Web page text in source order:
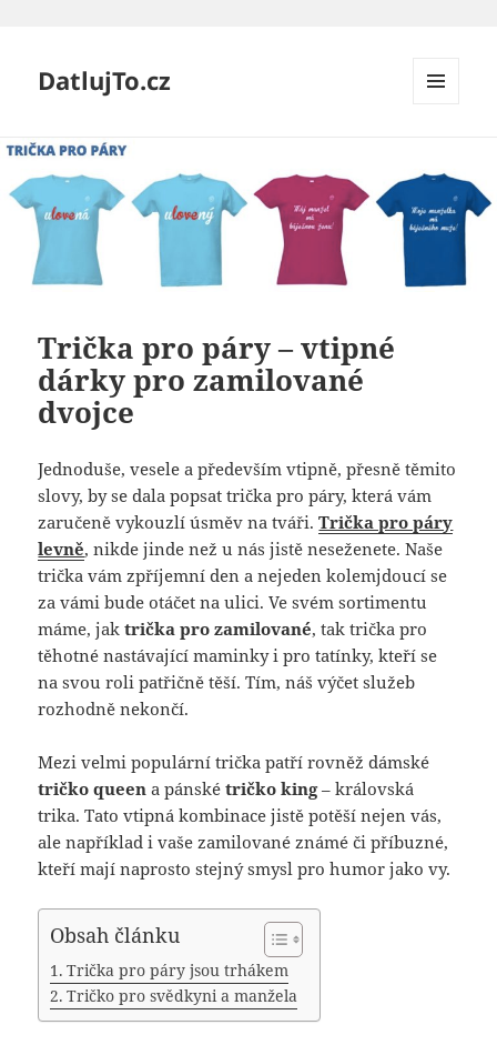
DatlujTo.cz
Trička pro páry – vtipné
dárky pro zamilované
dvojce
Jednoduše, vesele a především vtipně, přesně těmito
slovy, by se dala popsat trička pro páry, která vám
zaručeně vykouzlí úsměv na tváři.Trička pro páry
levně, nikde jinde než u nás jistě neseženete. Naše
trička vám zpříjemní den a nejeden kolemjdoucí se
za vámi bude otáčet na ulici. Ve svém sortimentu
máme, jaktrička pro zamilované, tak trička pro
těhotné nastávající maminky i pro tatínky, kteří se
na svou roli patřičně těší. Tím, náš výčet služeb
rozhodně nekončí.
Mezi velmi populární trička patří rovněž dámské
tričko queen a pánskétričko king– královská
trika. Tato vtipná kombinace jistě potěší nejen vás,
ale například i vaše zamilované známé či příbuzné,
kteří mají naprosto stejný smysl pro humor jako vy.
Obsah článku
Trička pro páry jsou trhákem
Tričko pro svědkyni a manžela